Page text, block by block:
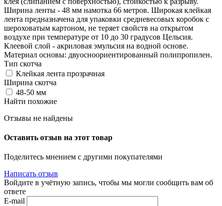
Ширина ленты - 48 мм намотка 66 метров. Широкая клейкая
лента предназначена для упаковки средневесовых коробок с
шероховатым картоном, не теряет свойств на открытом
воздухе при температуре от 10 до 30 градусов Цельсия.
Клеевой слой - акриловая эмульсия на водной основе.
Материал основы: двуосноориентированный полипропилен.
Тип скотча
Клейкая лента прозрачная
Ширина скотча
48-50 мм
Найти похожие
Отзывы не найдены
Оставить отзыв на этот товар
Поделитесь мнением с другими покупателями
Написать отзыв
Войдите в учётную запись, чтобы мы могли сообщить вам об
ответе
E-mail